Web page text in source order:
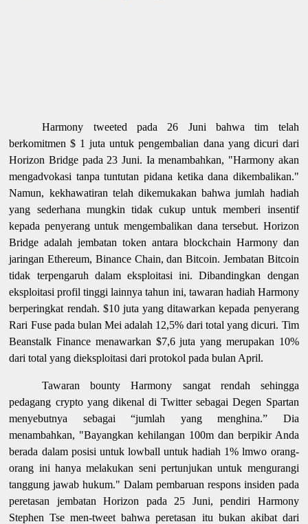
Harmony tweeted pada 26 Juni bahwa tim telah
berkomitmen $ 1 juta untuk pengembalian dana yang dicuri dari
Horizon Bridge pada 23 Juni. Ia menambahkan, "Harmony akan
mengadvokasi tanpa tuntutan pidana ketika dana dikembalikan."
Namun, kekhawatiran telah dikemukakan bahwa jumlah hadiah
yang sederhana mungkin tidak cukup untuk memberi insentif
kepada penyerang untuk mengembalikan dana tersebut. Horizon
Bridge adalah jembatan token antara blockchain Harmony dan
jaringan Ethereum, Binance Chain, dan Bitcoin. Jembatan Bitcoin
tidak terpengaruh dalam eksploitasi ini. Dibandingkan dengan
eksploitasi profil tinggi lainnya tahun ini, tawaran hadiah Harmony
berperingkat rendah. $10 juta yang ditawarkan kepada penyerang
Rari Fuse pada bulan Mei adalah 12,5% dari total yang dicuri. Tim
Beanstalk Finance menawarkan $7,6 juta yang merupakan 10%
dari total yang dieksploitasi dari protokol pada bulan April.
Tawaran bounty Harmony sangat rendah sehingga
pedagang crypto yang dikenal di Twitter sebagai Degen Spartan
menyebutnya sebagai “jumlah yang menghina.” Dia
menambahkan, "Bayangkan kehilangan 100m dan berpikir Anda
berada dalam posisi untuk lowball untuk hadiah 1% lmwo orang-
orang ini hanya melakukan seni pertunjukan untuk mengurangi
tanggung jawab hukum." Dalam pembaruan respons insiden pada
peretasan jembatan Horizon pada 25 Juni, pendiri Harmony
Stephen Tse men-tweet bahwa peretasan itu bukan akibat dari